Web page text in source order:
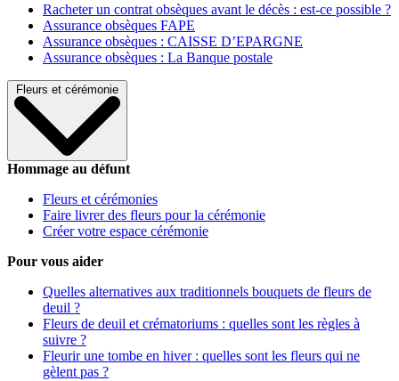
Racheter un contrat obsèques avant le décès : est-ce possible ?
Assurance obsèques FAPE
Assurance obsèques : CAISSE D’EPARGNE
Assurance obsèques : La Banque postale
Fleurs et cérémonie
Hommage au défunt
Fleurs et cérémonies
Faire livrer des fleurs pour la cérémonie
Créer votre espace cérémonie
Pour vous aider
Quelles alternatives aux traditionnels bouquets de fleurs de
deuil ?
Fleurs de deuil et crématoriums : quelles sont les règles à
suivre ?
Fleurir une tombe en hiver : quelles sont les fleurs qui ne
gèlent pas ?